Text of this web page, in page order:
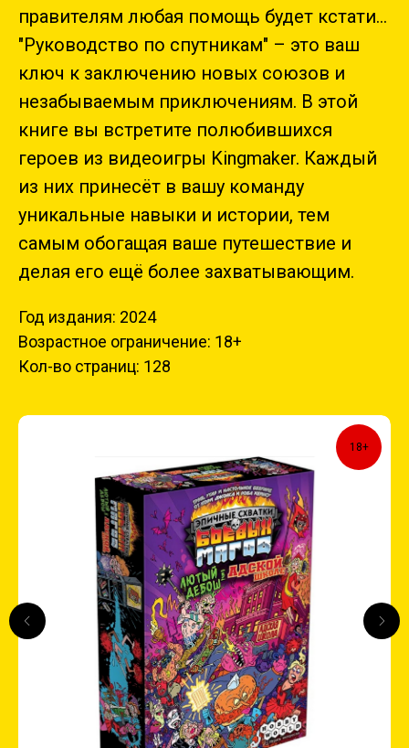
правителям любая помощь будет кстати...
"Руководство по спутникам" – это ваш
ключ к заключению новых союзов и
незабываемым приключениям. В этой
книге вы встретите полюбившихся
героев из видеоигры Kingmaker. Каждый
из них принесёт в вашу команду
уникальные навыки и истории, тем
самым обогащая ваше путешествие и
делая его ещё более захватывающим.
Год издания: 2024
Возрастное ограничение: 18+
Кол-во страниц: 128
18+